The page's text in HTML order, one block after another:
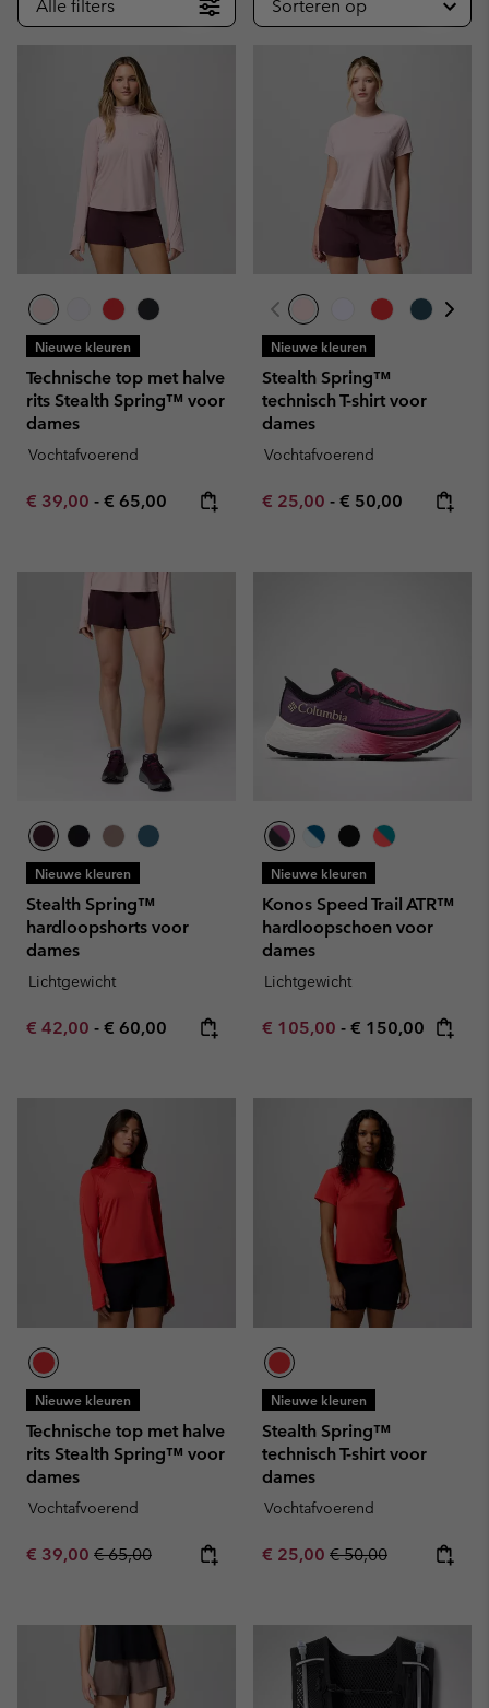
Alle filters Sorteren op
Nieuwe kleuren
Technische top met halve
rits Stealth Spring™ voor
dames
Vochtafvoerend
Minimum sale price:
€ 39,00 - Maximum price:
€ 65,00
Nieuwe kleuren
Stealth Spring™
technisch T-shirt voor
dames
Vochtafvoerend
Minimum sale price:
€ 25,00 - Maximum price:
€ 50,00
Nieuwe kleuren
Stealth Spring™
hardloopshorts voor
dames
Lichtgewicht
Minimum sale price:
€ 42,00 - Maximum price:
€ 60,00
Nieuwe kleuren
Konos Speed Trail ATR™
hardloopschoen voor
dames
Lichtgewicht
Minimum sale price:
€ 105,00 - Maximum price:
€ 150,00
Nieuwe kleuren
Technische top met halve
rits Stealth Spring™ voor
dames
Vochtafvoerend
Sale price:
€ 39,00 Regular price:
€ 65,00
Nieuwe kleuren
Stealth Spring™
technisch T-shirt voor
dames
Vochtafvoerend
Sale price:
€ 25,00 Regular price:
€ 50,00